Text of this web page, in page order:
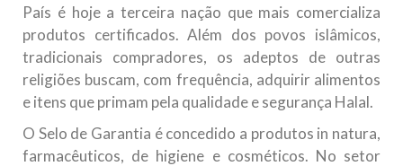
País é hoje a terceira nação que mais comercializa
produtos certificados. Além dos povos islâmicos,
tradicionais compradores, os adeptos de outras
religiões buscam, com frequência, adquirir alimentos
e itens que primam pela qualidade e segurança Halal.
O Selo de Garantia é concedido a produtos in natura,
farmacêuticos, de higiene e cosméticos. No setor